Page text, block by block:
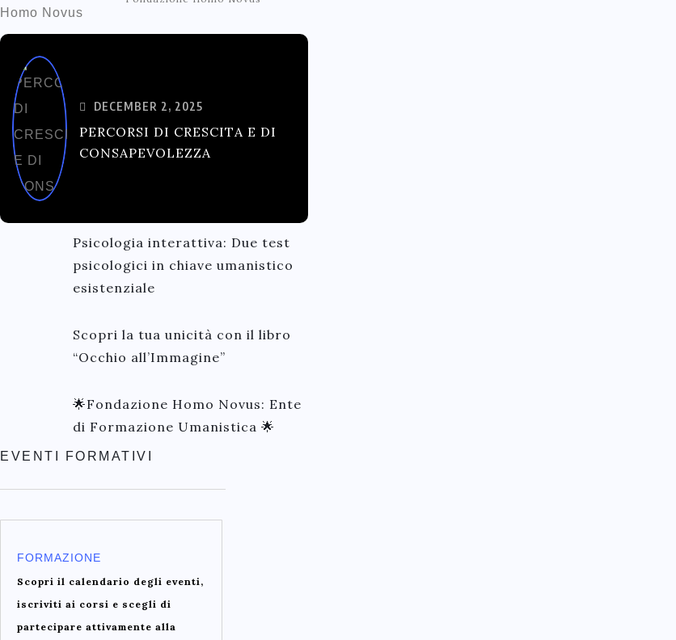
DECEMBER 2, 2025
PERCORSI DI CRESCITA E DI
CONSAPEVOLEZZA
Psicologia interattiva: Due test
psicologici in chiave umanistico
esistenziale
Scopri la tua unicità con il libro
“Occhio all’Immagine”
🌟Fondazione Homo Novus: Ente
di Formazione Umanistica 🌟
EVENTI FORMATIVI
FORMAZIONE
Scopri il calendario degli eventi,
iscriviti ai corsi e scegli di
partecipare attivamente alla